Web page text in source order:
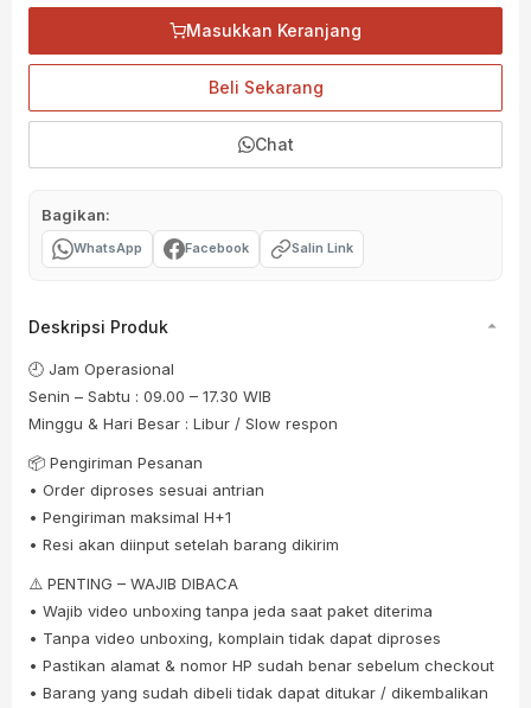
Masukkan Keranjang
Beli Sekarang
Chat
Bagikan:
WhatsApp Facebook Salin Link
Deskripsi Produk
🕘 Jam Operasional
Senin – Sabtu : 09.00 – 17.30 WIB
Minggu & Hari Besar : Libur / Slow respon
📦 Pengiriman Pesanan
• Order diproses sesuai antrian
• Pengiriman maksimal H+1
• Resi akan diinput setelah barang dikirim
⚠️ PENTING – WAJIB DIBACA
• Wajib video unboxing tanpa jeda saat paket diterima
• Tanpa video unboxing, komplain tidak dapat diproses
• Pastikan alamat & nomor HP sudah benar sebelum checkout
• Barang yang sudah dibeli tidak dapat ditukar / dikembalikan